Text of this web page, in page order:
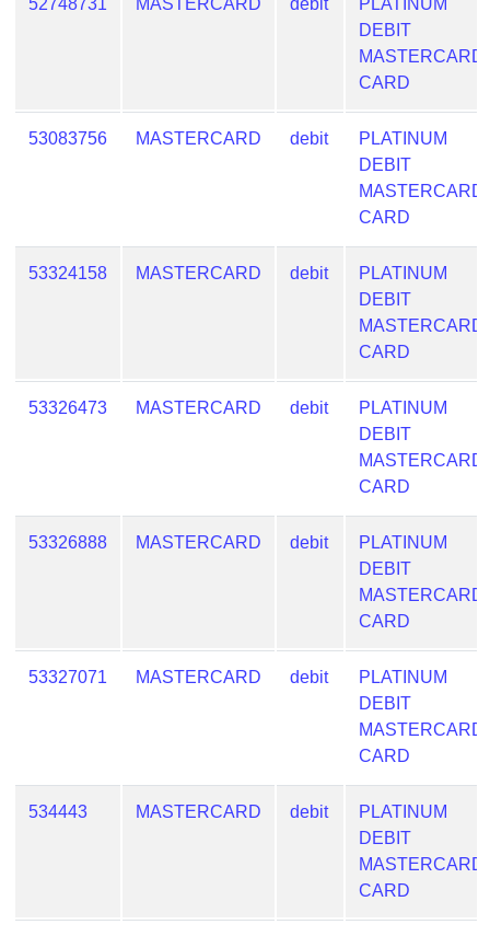
IP
Lookup
Validator
52748731 MASTERCARD debit
PLATINUM
DEBIT
MASTERCARD
CARD
53083756 MASTERCARD debit
PLATINUM
DEBIT
MASTERCARD
CARD
53324158 MASTERCARD debit
PLATINUM
DEBIT
MASTERCARD
CARD
53326473 MASTERCARD debit
PLATINUM
DEBIT
MASTERCARD
CARD
53326888 MASTERCARD debit
PLATINUM
DEBIT
MASTERCARD
CARD
53327071 MASTERCARD debit
PLATINUM
DEBIT
MASTERCARD
CARD
534443 MASTERCARD debit
PLATINUM
DEBIT
MASTERCARD
CARD